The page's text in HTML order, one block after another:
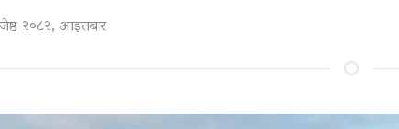
२०८२, आइतबार